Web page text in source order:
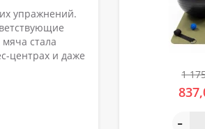
упражнений.
стала
центрах и даже
1